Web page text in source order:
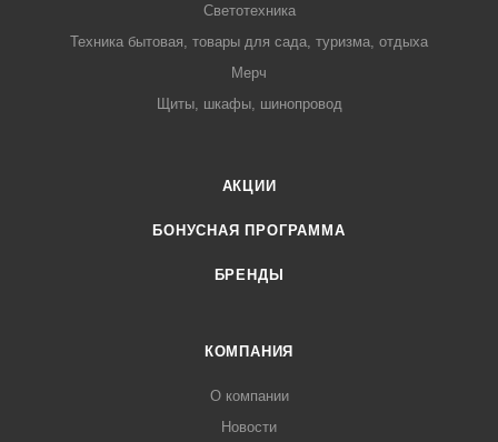
Светотехника
Техника бытовая, товары для сада, туризма, отдыха
Мерч
Щиты, шкафы, шинопровод
АКЦИИ
БОНУСНАЯ ПРОГРАММА
БРЕНДЫ
КОМПАНИЯ
О компании
Новости